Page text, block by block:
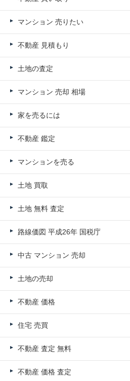
マンション 売りたい
不動産 見積もり
土地の査定
マンション 売却 相場
家を売るには
不動産 鑑定
マンションを売る
土地 買取
土地 無料 査定
路線価図 平成26年 国税庁
中古 マンション 売却
土地の売却
不動産 価格
住宅 売買
不動産 査定 無料
不動産 価格 査定